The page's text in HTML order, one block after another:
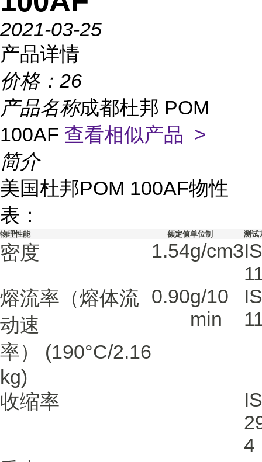
2021-03-25
产品详情
价格： 26
产品名称成都杜邦 POM
100AF 查看相似产品 >
简介
美国杜邦POM 100AF物性
表：
物理性能 额定值单位制 测试
密度 1.54g/cm3
熔流率（熔体流
动速
率）
(190°C/2.16
kg)
0.90g/10
min
收缩率
4